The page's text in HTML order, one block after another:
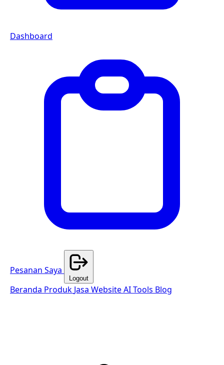
Dashboard
Pesanan Saya
Logout
Beranda Produk Jasa WebsiteAI Tools Blog